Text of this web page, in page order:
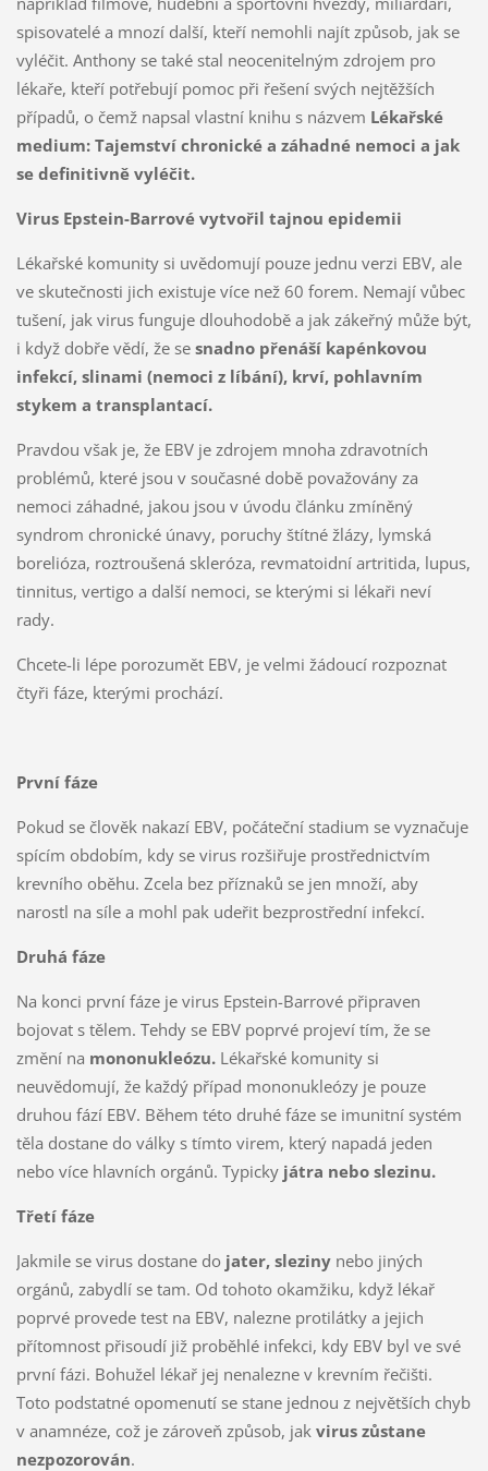
spisovatelé a mnozí další, kteří nemohli najít způsob, jak se
vyléčit. Anthony se také stal neocenitelným zdrojem pro
lékaře, kteří potřebují pomoc při řešení svých nejtěžších
případů, o čemž napsal vlastní knihu s názvem Lékařské
medium: Tajemství chronické a záhadné nemoci a jak
se definitivně vyléčit.
Virus Epstein-Barrové vytvořil tajnou epidemii
Lékařské komunity si uvědomují pouze jednu verzi EBV, ale
ve skutečnosti jich existuje více než 60 forem. Nemají vůbec
tušení, jak virus funguje dlouhodobě a jak zákeřný může být,
i když dobře vědí, že se snadno přenáší kapénkovou
infekcí, slinami (nemoci z líbání), krví, pohlavním
stykem a transplantací.
Pravdou však je, že EBV je zdrojem mnoha zdravotních
problémů, které jsou v současné době považovány za
nemoci záhadné, jakou jsou v úvodu článku zmíněný
syndrom chronické únavy, poruchy štítné žlázy, lymská
borelióza, roztroušená skleróza, revmatoidní artritida, lupus,
tinnitus, vertigo a další nemoci, se kterými si lékaři neví
rady.
Chcete-li lépe porozumět EBV, je velmi žádoucí rozpoznat
čtyři fáze, kterými prochází.
První fáze
Pokud se člověk nakazí EBV, počáteční stadium se vyznačuje
spícím obdobím, kdy se virus rozšiřuje prostřednictvím
krevního oběhu. Zcela bez příznaků se jen množí, aby
narostl na síle a mohl pak udeřit bezprostřední infekcí.
Druhá fáze
Na konci první fáze je virus Epstein-Barrové připraven
bojovat s tělem. Tehdy se EBV poprvé projeví tím, že se
změní na mononukleózu.Lékařské komunity si
neuvědomují, že každý případ mononukleózy je pouze
druhou fází EBV. Během této druhé fáze se imunitní systém
těla dostane do války s tímto virem, který napadá jeden
nebo více hlavních orgánů. Typicky játra nebo slezinu.
Třetí fáze
Jakmile se virus dostane do jater, slezinynebo jiných
orgánů, zabydlí se tam. Od tohoto okamžiku, když lékař
poprvé provede test na EBV, nalezne protilátky a jejich
přítomnost přisoudí již proběhlé infekci, kdy EBV byl ve své
první fázi. Bohužel lékař jej nenalezne v krevním řečišti.
Toto podstatné opomenutí se stane jednou z největších chyb
v anamnéze, což je zároveň způsob, jak virus zůstane
nezpozorován.